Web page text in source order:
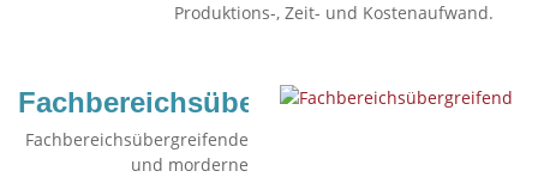
Produktions-, Zeit- und Kostenaufwand.
Fachbereichsübergreifend
Fachbereichsübergreifende
und morderne